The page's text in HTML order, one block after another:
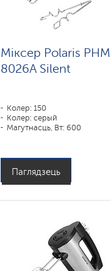
Міксер Polaris PHM
8026A Silent
Колер: 150
Колер: серый
Магутнасць, Вт: 600
Паглядзець